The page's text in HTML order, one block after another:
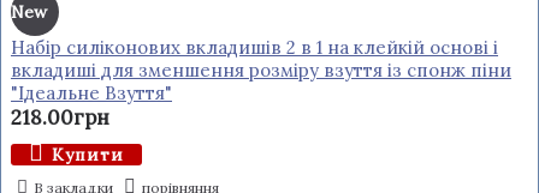
New
Набір силіконових вкладишів 2 в 1 на клейкій основі і
вкладиші для зменшення розміру взуття із спонж піни
"Ідеальне Взуття"
218.00грн
Купити
В закладки порівняння